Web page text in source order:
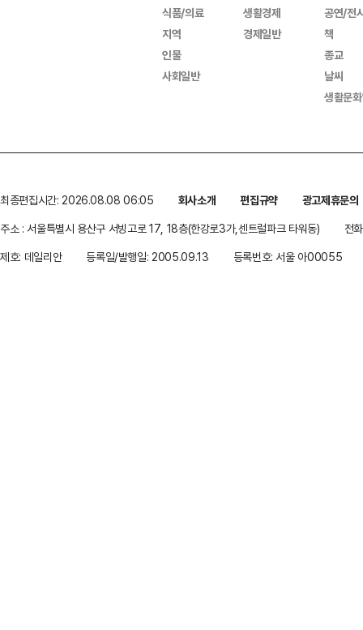
식품/의료
지역
인물
사회일반
생활경제
경제일반
공연/전
책
종교
날씨
생활문
최종편집시간: 2026.08.08 06:05 회사소개 편집규약
광고제휴문의
주소 : 서울특별시 용산구 서빙고로 17, 18층(한강로3가,센트럴파크 타워동)
전
제호: 데일리안
등록일/발행일: 2005.09.13 등록번호: 서울 아00055